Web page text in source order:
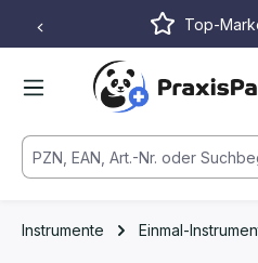
Zum Hauptinhalt springen
Top-
Instrumente Einmal-